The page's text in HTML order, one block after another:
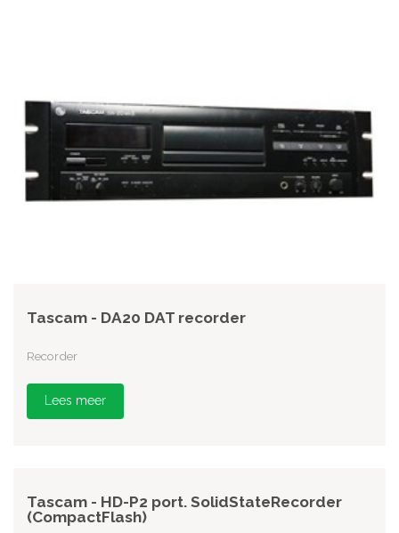
Tascam - DA20 DAT recorder
Recorder
Lees meer
Tascam - HD-P2 port. SolidStateRecorder
(CompactFlash)